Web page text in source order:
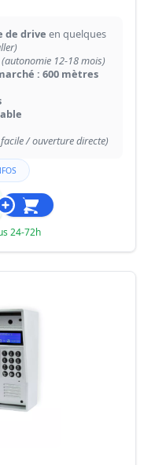
de drive en quelques
(autonomie 12-18 mois)
: 600 mètres
/ ouverture directe)
24-72h